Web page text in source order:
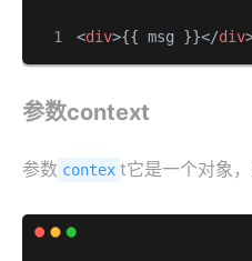
<div>{{ msg }}</div
参数context
参数 contex t它是一个对象，